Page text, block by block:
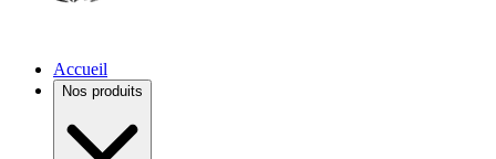
Accueil
Nos produits